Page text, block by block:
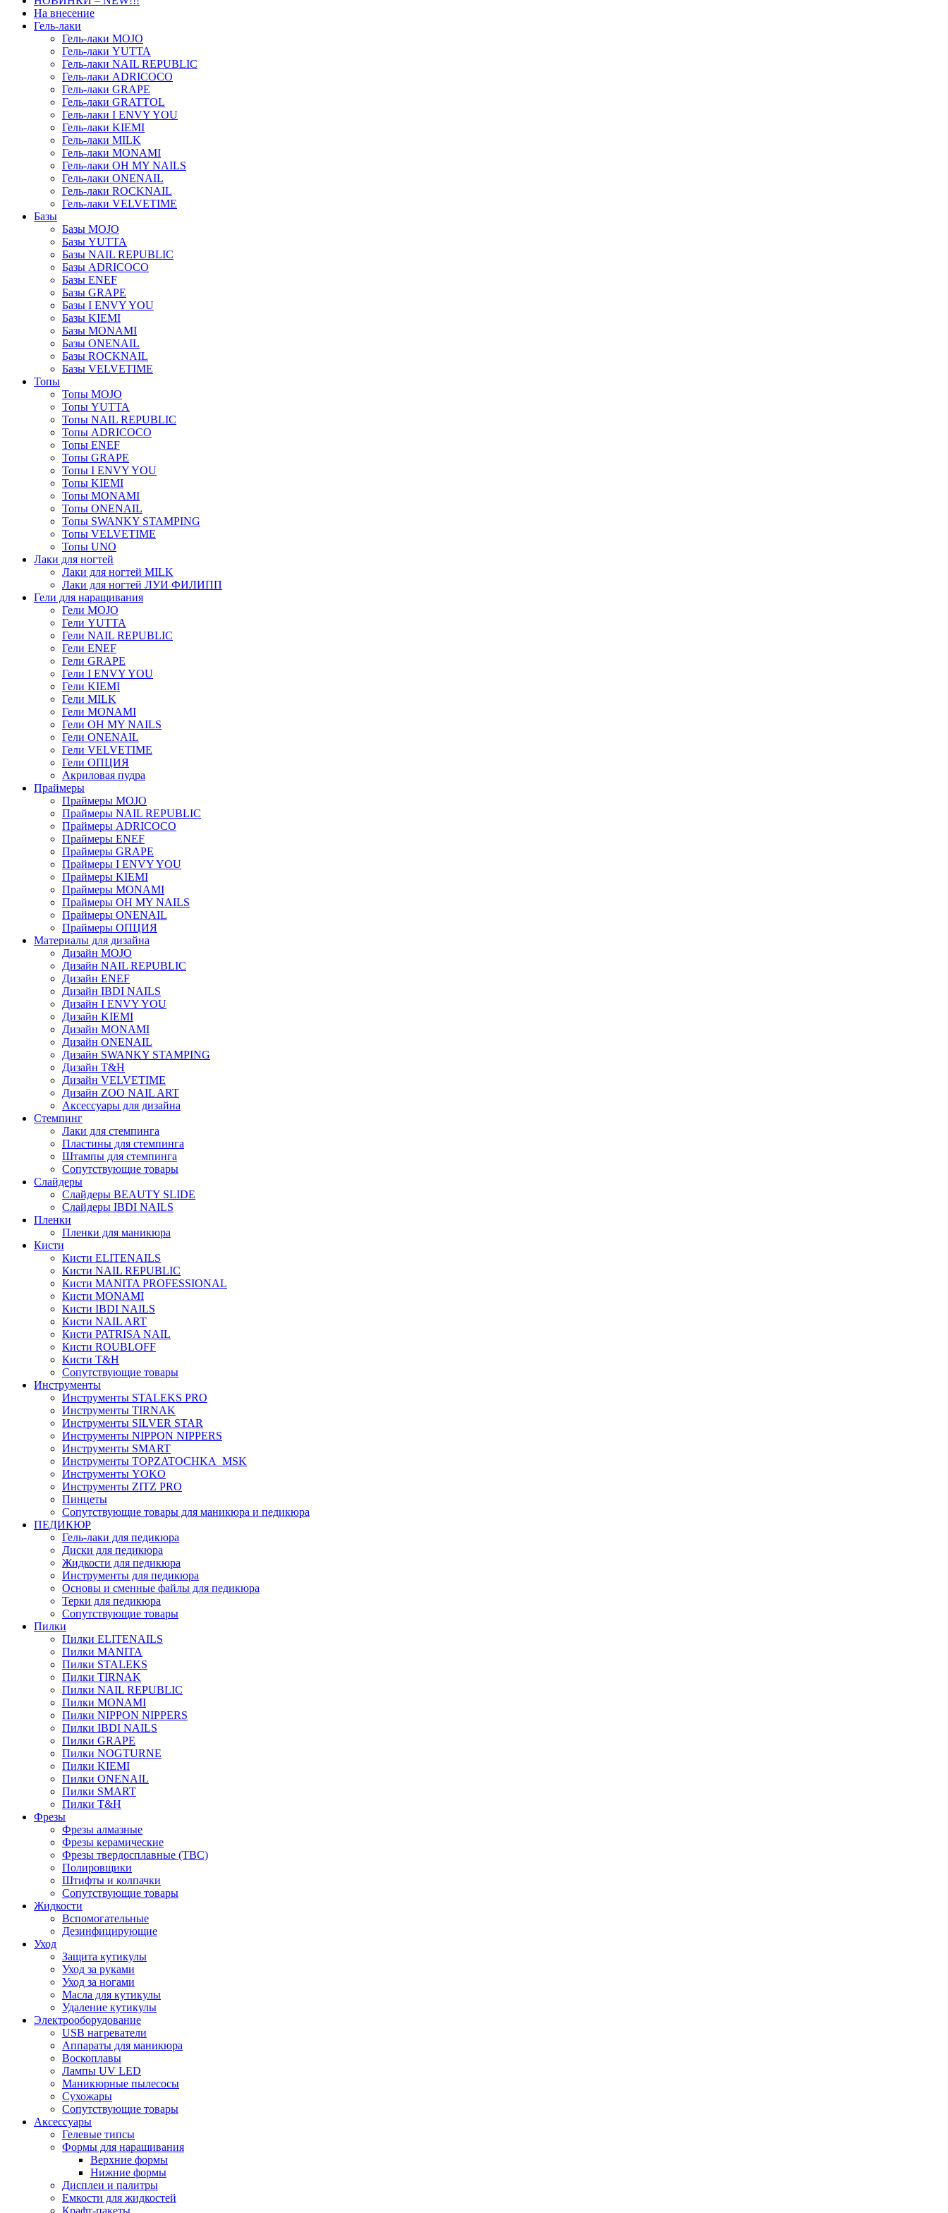
На внесение
Гель-лаки
Гель-лаки MOJO
Гель-лаки YUTTA
Гель-лаки NAIL REPUBLIC
Гель-лаки ADRICOCO
Гель-лаки GRAPE
Гель-лаки GRATTOL
Гель-лаки I ENVY YOU
Гель-лаки KIEMI
Гель-лаки MILK
Гель-лаки MONAMI
Гель-лаки OH MY NAILS
Гель-лаки ONENAIL
Гель-лаки ROCKNAIL
Гель-лаки VELVETIME
Базы
Базы MOJO
Базы YUTTA
Базы NAIL REPUBLIC
Базы ADRICOCO
Базы ENEF
Базы GRAPE
Базы I ENVY YOU
Базы KIEMI
Базы MONAMI
Базы ONENAIL
Базы ROCKNAIL
Базы VELVETIME
Топы
Топы MOJO
Топы YUTTA
Топы NAIL REPUBLIC
Топы ADRICOCO
Топы ENEF
Топы GRAPE
Топы I ENVY YOU
Топы KIEMI
Топы MONAMI
Топы ONENAIL
Топы SWANKY STAMPING
Топы VELVETIME
Топы UNO
Лаки для ногтей
Лаки для ногтей MILK
Лаки для ногтей ЛУИ ФИЛИПП
Гели для наращивания
Гели MOJO
Гели YUTTA
Гели NAIL REPUBLIC
Гели ENEF
Гели GRAPE
Гели I ENVY YOU
Гели KIEMI
Гели MILK
Гели MONAMI
Гели OH MY NAILS
Гели ONENAIL
Гели VELVETIME
Гели ОПЦИЯ
Акриловая пудра
Праймеры
Праймеры MOJO
Праймеры NAIL REPUBLIC
Праймеры ADRICOCO
Праймеры ENEF
Праймеры GRAPE
Праймеры I ENVY YOU
Праймеры KIEMI
Праймеры MONAMI
Праймеры OH MY NAILS
Праймеры ONENAIL
Праймеры ОПЦИЯ
Материалы для дизайна
Дизайн MOJO
Дизайн NAIL REPUBLIC
Дизайн ENEF
Дизайн IBDI NAILS
Дизайн I ENVY YOU
Дизайн KIEMI
Дизайн MONAMI
Дизайн ONENAIL
Дизайн SWANKY STAMPING
Дизайн T&H
Дизайн VELVETIME
Дизайн ZOO NAIL ART
Аксессуары для дизайна
Стемпинг
Лаки для стемпинга
Пластины для стемпинга
Штампы для стемпинга
Сопутствующие товары
Слайдеры
Слайдеры BEAUTY SLIDE
Слайдеры IBDI NAILS
Пленки
Пленки для маникюра
Кисти
Кисти ELITENAILS
Кисти NAIL REPUBLIC
Кисти MANITA PROFESSIONAL
Кисти MONAMI
Кисти IBDI NAILS
Кисти NAIL ART
Кисти PATRISA NAIL
Кисти ROUBLOFF
Кисти T&H
Сопутствующие товары
Инструменты
Инструменты STALEKS PRO
Инструменты TIRNAK
Инструменты SILVER STAR
Инструменты NIPPON NIPPERS
Инструменты SMART
Инструменты TOPZATOCHKA_MSK
Инструменты YOKO
Инструменты ZITZ PRO
Пинцеты
Сопутствующие товары для маникюра и педикюра
ПЕДИКЮР
Гель-лаки для педикюра
Диски для педикюра
Жидкости для педикюра
Инструменты для педикюра
Основы и сменные файлы для педикюра
Терки для педикюра
Сопутствующие товары
Пилки
Пилки ELITENAILS
Пилки MANITA
Пилки STALEKS
Пилки TIRNAK
Пилки NAIL REPUBLIC
Пилки MONAMI
Пилки NIPPON NIPPERS
Пилки IBDI NAILS
Пилки GRAPE
Пилки NOGTURNE
Пилки KIEMI
Пилки ONENAIL
Пилки SMART
Пилки T&H
Фрезы
Фрезы алмазные
Фрезы керамические
Фрезы твердосплавные (ТВС)
Полировщики
Штифты и колпачки
Сопутствующие товары
Жидкости
Вспомогательные
Дезинфицирующие
Уход
Защита кутикулы
Уход за руками
Уход за ногами
Масла для кутикулы
Удаление кутикулы
Электрооборудование
USB нагреватели
Аппараты для маникюра
Воскоплавы
Лампы UV LED
Маникюрные пылесосы
Сухожары
Сопутствующие товары
Аксессуары
Гелевые типсы
Формы для наращивания
Верхние формы
Нижние формы
Дисплеи и палитры
Емкости для жидкостей
Крафт-пакеты